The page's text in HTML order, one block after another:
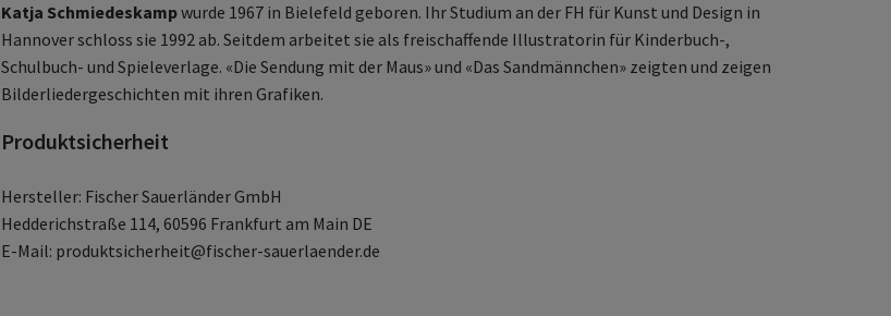
Katja Schmiedeskampwurde 1967 in Bielefeld geboren. Ihr Studium an der FH für Kunst und Design in
Hannover schloss sie 1992 ab. Seitdem arbeitet sie als freischaffende Illustratorin für Kinderbuch-,
Schulbuch- und Spieleverlage. «Die Sendung mit der Maus» und «Das Sandmännchen» zeigten und zeigen
Bilderliedergeschichten mit ihren Grafiken.
Produktsicherheit
Hersteller: Fischer Sauerländer GmbH
Hedderichstraße 114, 60596 Frankfurt am Main DE
E-Mail: produktsicherheit@fischer-sauerlaender.de